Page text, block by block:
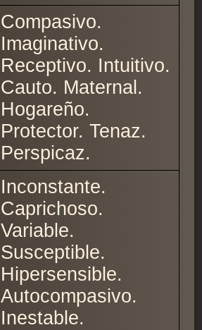
Compasivo.
Imaginativo.
Receptivo. Intuitivo.
Cauto. Maternal.
Hogareño.
Protector. Tenaz.
Perspicaz.
Inconstante.
Caprichoso.
Variable.
Susceptible.
Hipersensible.
Autocompasivo.
Inestable.